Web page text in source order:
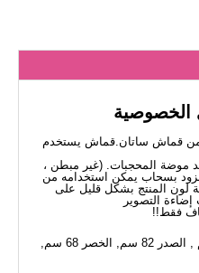
الخصوصية
قماش ساتان.قماش يستخدم
موضة المحجبات. (غير مبطن ،
بسحاب يمكن استخدامه من
لون المنتج بشكل قليل على
التصوير
فقط!!
الطول .165 سم , الصدر 82 سم, الخصر 68 سم,